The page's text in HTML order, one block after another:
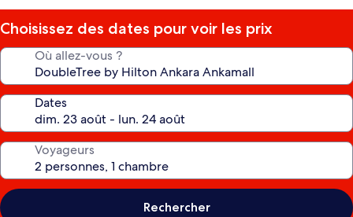
Choisissez des dates pour voir les prix
Où allez-vous ?
Dates
Voyageurs
Rechercher